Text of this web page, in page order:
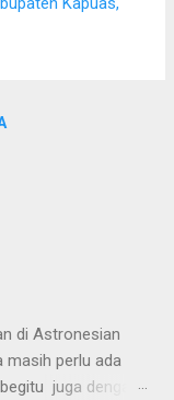
Nurse (IPCN)
Nurdiana.
MM, Camat
di Astronesian
masih perlu ada
juga dengan